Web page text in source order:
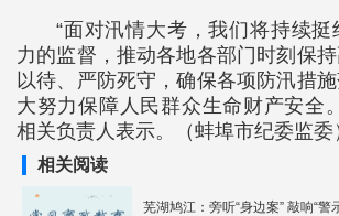
“面对汛情大考，我们将持续
力的监督，推动各地各部门时刻保
以待、严防死守，确保各项防汛措
大努力保障人民群众生命财产安全
相关负责人表示。（蚌埠市纪委监委
相关阅读
芜湖鸠江：旁听“身边案” 敲响“警